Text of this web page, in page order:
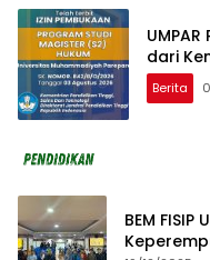
dari
Berita
BEM